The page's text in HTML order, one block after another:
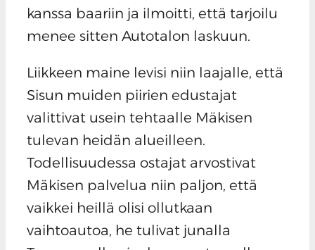
kanssa baariin ja ilmoitti, että tarjoilu
menee sitten Autotalon laskuun.
Liikkeen maine levisi niin laajalle, että
Sisun muiden piirien edustajat
valittivat usein tehtaalle Mäkisen
tulevan heidän alueilleen.
Todellisuudessa ostajat arvostivat
Mäkisen palvelua niin paljon, että
vaikkei heillä olisi ollutkaan
vaihtoautoa, he tulivat junalla